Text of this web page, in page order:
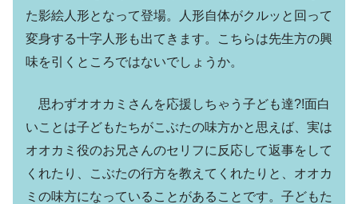
た影絵人形となって登場。人形自体がクルッと回って
変身する十字人形も出てきます。こちらは先生方の興
味を引くところではないでしょうか。
思わずオオカミさんを応援しちゃう子ども達?!面白
いことは子どもたちがこぶたの味方かと思えば、実は
オオカミ役のお兄さんのセリフに反応して返事をして
くれたり、こぶたの行方を教えてくれたりと、オオカ
ミの味方になっていることがあることです。子どもた